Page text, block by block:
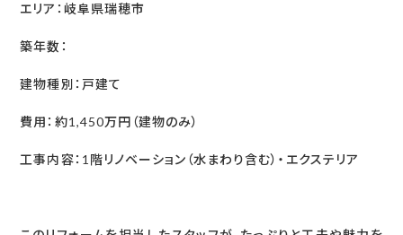
エリア：岐阜県瑞穂市
築年数：
建物種別：戸建て
費用：約1,450万円（建物のみ）
工事内容：1階リノベーション（水まわり含む）・エクステリア